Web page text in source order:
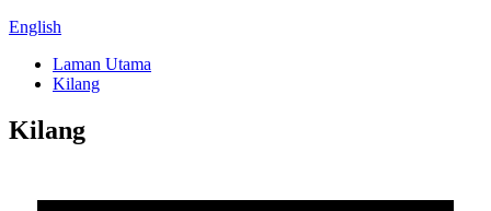
English
Laman Utama
Kilang
Kilang